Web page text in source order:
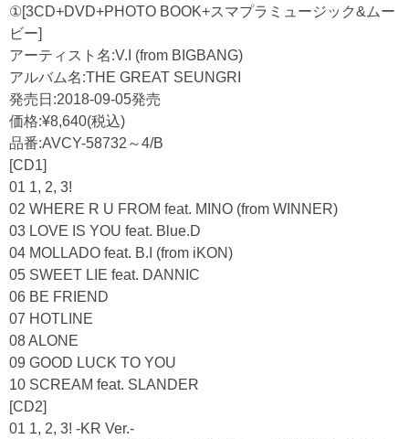
①[3CD+DVD+PHOTO BOOK+スマプラミュージック&ムー
ビー]
アーティスト名:V.I (from BIGBANG)
アルバム名:THE GREAT SEUNGRI
発売日:2018-09-05発売
価格:¥8,640(税込)
品番:AVCY-58732～4/B
[CD1]
01 1, 2, 3!
02 WHERE R U FROM feat. MINO (from WINNER)
03 LOVE IS YOU feat. Blue.D
04 MOLLADO feat. B.I (from iKON)
05 SWEET LIE feat. DANNIC
06 BE FRIEND
07 HOTLINE
08 ALONE
09 GOOD LUCK TO YOU
10 SCREAM feat. SLANDER
[CD2]
01 1, 2, 3! -KR Ver.-